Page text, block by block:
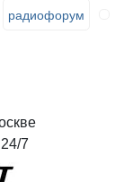
радиофорум
7